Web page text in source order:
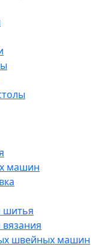
машин
шитья
швейных машин